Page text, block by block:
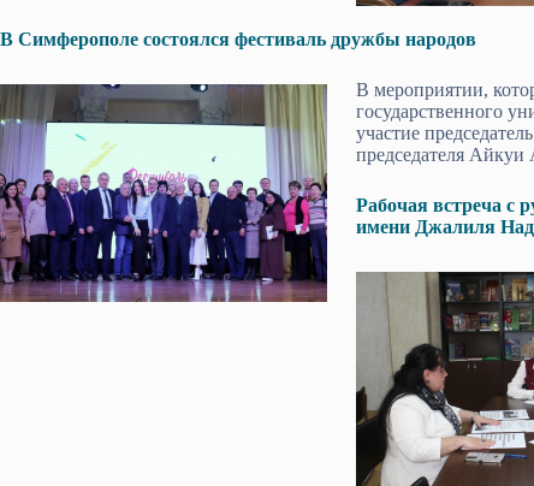
В Симферополе состоялся фестиваль дружбы народов
В мероприятии,
государственного
участие
председателя
Рабочая встреча с
имени Джалиля